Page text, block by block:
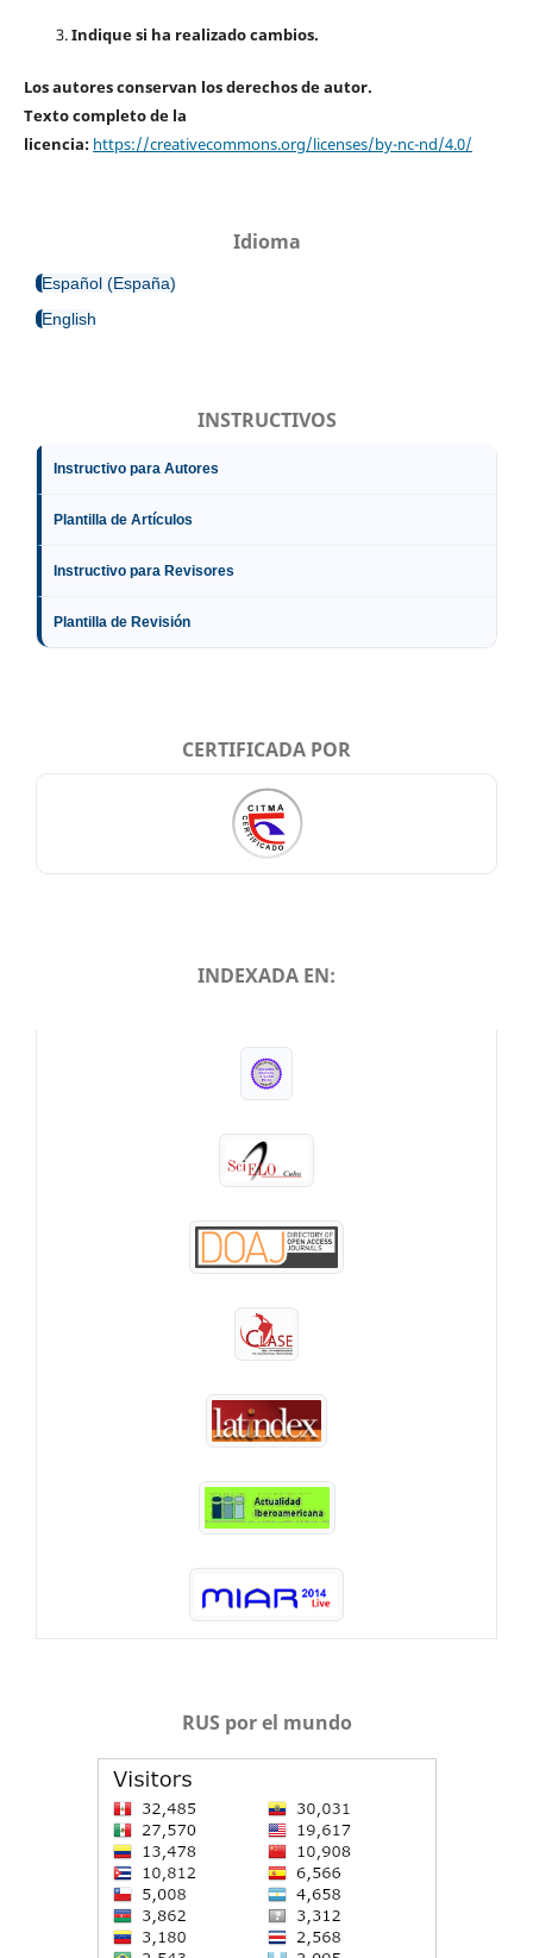
Indique si ha realizado cambios.
Los autores conservan los derechos de autor.
Texto completo de la
licencia: https://creativecommons.org/licenses/by-nc-nd/4.0/
Idioma
Español (España)
English
INSTRUCTIVOS
Instructivo para Autores
Plantilla de Artículos
Instructivo para Revisores
Plantilla de Revisión
CERTIFICADA POR
INDEXADA EN:
RUS por el mundo